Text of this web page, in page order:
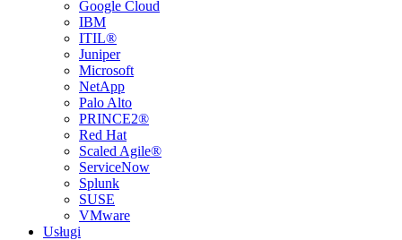
Google Cloud
IBM
ITIL®
Juniper
Microsoft
NetApp
Palo Alto
PRINCE2®
Red Hat
Scaled Agile®
ServiceNow
Splunk
SUSE
VMware
Usługi